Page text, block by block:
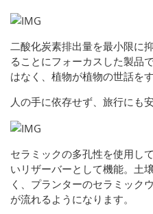
二酸化炭素排出量を最小限に
ることにフォーカスした製品
はなく、植物が植物の世話を
人の手に依存せず、旅行にも
セラミックの多孔性を使用し
いリザーバーとして機能。土
く、プランターのセラミック
が流れるようになります。